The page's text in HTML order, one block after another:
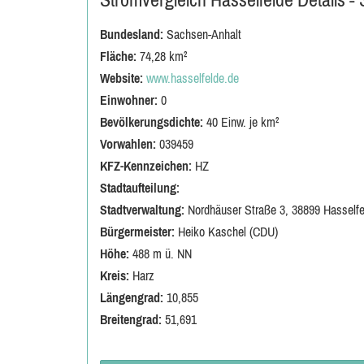
Bundesland: Sachsen-Anhalt
Fläche: 74,28 km²
Website: www.hasselfelde.de
Einwohner: 0
Bevölkerungsdichte: 40 Einw. je km²
Vorwahlen: 039459
KFZ-Kennzeichen: HZ
Stadtaufteilung:
Stadtverwaltung: Nordhäuser Straße 3, 38899
Bürgermeister: Heiko Kaschel (CDU)
Höhe: 488 m ü. NN
Kreis: Harz
Längengrad: 10,855
Breitengrad: 51,691